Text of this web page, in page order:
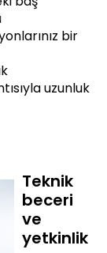
bir
uzunluk
Teknik
beceri
ve
yetkinlik